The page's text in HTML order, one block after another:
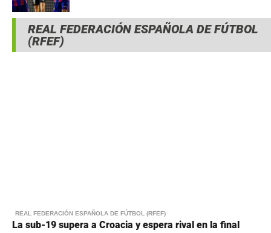
REAL FEDERACIÓN ESPAÑOLA DE FÚTBOL
(RFEF)
REAL FEDERACIÓN ESPAÑOLA DE FÚTBOL (RFEF)
La sub-19 supera a Croacia y espera rival en la final